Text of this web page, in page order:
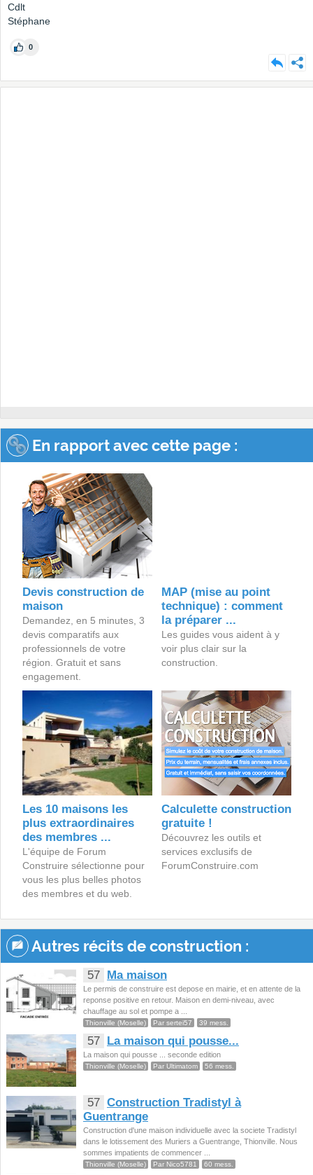
Cdlt
Stéphane
0
En rapport avec cette page :
Devis construction de
maison
Demandez, en 5 minutes, 3
devis comparatifs aux
professionnels de votre
région. Gratuit et sans
engagement.
MAP (mise au point
technique) : comment
la préparer ...
Les guides vous aident à y
voir plus clair sur la
construction.
Les 10 maisons les
plus extraordinaires
des membres ...
L'équipe de Forum
Construire sélectionne pour
vous les plus belles photos
des membres et du web.
Calculette construction
gratuite !
Découvrez les outils et
services exclusifs de
ForumConstruire.com
Autres récits de construction :
57 Ma maison
Le permis de construire est depose en mairie, et en attente de la
reponse positive en retour. Maison en demi-niveau, avec
chauffage au sol et pompe a ...
Thionville (Moselle) Par sertei57 39 mess.
57 La maison qui pousse...
La maison qui pousse ... seconde edition
Thionville (Moselle) Par Ultimatom 56 mess.
57 Construction Tradistyl à
Guentrange
Construction d'une maison individuelle avec la societe Tradistyl
dans le lotissement des Muriers a Guentrange, Thionville. Nous
sommes impatients de commencer ...
Thionville (Moselle) Par Nico5781 60 mess.